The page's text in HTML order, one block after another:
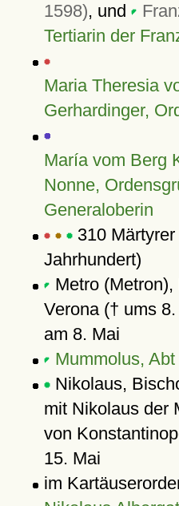
1598), und
Tertiarin der
Maria Theresia
Gerhardinger,
María vom Berg
Nonne,
Generaloberin
310 Märtyrer
Jahrhundert)
Metro
Verona († ums
am 8. Mai
Mummolus,
Nikolaus,
mit Nikolaus der
von
15. Mai
im